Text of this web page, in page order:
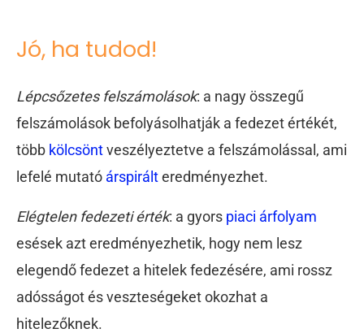
Jó, ha tudod!
Lépcsőzetes felszámolások: a nagy összegű
felszámolások befolyásolhatják a fedezet értékét,
több kölcsöntveszélyeztetve a felszámolással, ami
lefelé mutató árspirálteredményezhet.
Elégtelen fedezeti érték: a gyors piaci árfolyam
esések azt eredményezhetik, hogy nem lesz
elegendő fedezet a hitelek fedezésére, ami rossz
adósságot és veszteségeket okozhat a
hitelezőknek.